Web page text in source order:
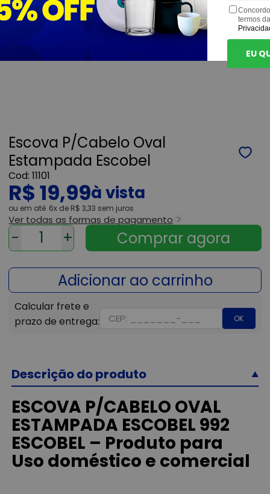
Escova P/Cabelo Oval
Estampada Escobel
11101
R$ 19,99
ou 6x de R$ 3,33 sem juros
Ver todas as formas de pagamento
- +
OK
Descrição do produto
ESCOVA P/CABELO OVAL
ESTAMPADA ESCOBEL 992
ESCOBEL – Produto para
Uso doméstico e comercial
termos
EU